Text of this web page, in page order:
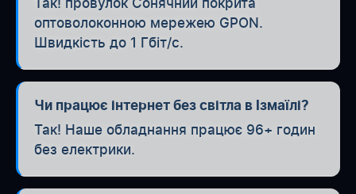
Так! провулок Сонячний покрита
оптоволоконною мережею GPON.
Швидкість до 1 Гбіт/с.
Чи працює інтернет без світла в Ізмаїлі?
Так! Наше обладнання працює 96+ годин
без електрики.